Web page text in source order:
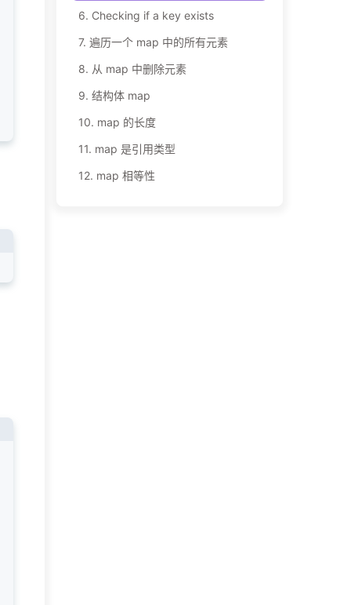
6. Checking if a key exists
7. 遍历一个 map 中的所有元素
8. 从 map 中删除元素
9. 结构体 map
10. map 的长度
11. map 是引用类型
12. map 相等性